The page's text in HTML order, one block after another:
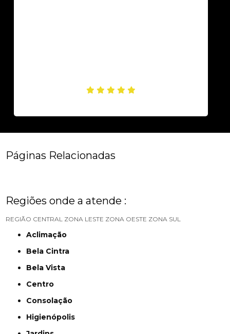
Páginas Relacionadas
Regiões onde a atende :
REGIÃO CENTRAL ZONA LESTE ZONA OESTE ZONA SUL
Aclimação
Bela Cintra
Bela Vista
Centro
Consolação
Higienópolis